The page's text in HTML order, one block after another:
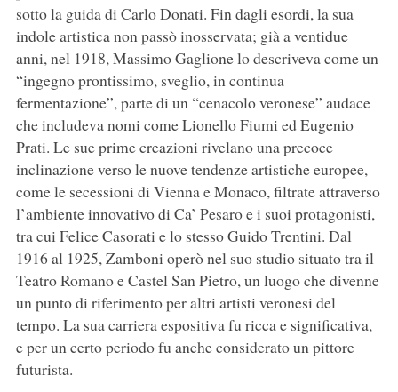
sotto la guida di Carlo Donati. Fin dagli esordi, la sua
indole artistica non passò inosservata; già a ventidue
anni, nel 1918, Massimo Gaglione lo descriveva come un
“ingegno prontissimo, sveglio, in continua
fermentazione”, parte di un “cenacolo veronese” audace
che includeva nomi come Lionello Fiumi ed Eugenio
Prati. Le sue prime creazioni rivelano una precoce
inclinazione verso le nuove tendenze artistiche europee,
come le secessioni di Vienna e Monaco, filtrate attraverso
l’ambiente innovativo di Ca’ Pesaro e i suoi protagonisti,
tra cui Felice Casorati e lo stesso Guido Trentini. Dal
1916 al 1925, Zamboni operò nel suo studio situato tra il
Teatro Romano e Castel San Pietro, un luogo che divenne
un punto di riferimento per altri artisti veronesi del
tempo. La sua carriera espositiva fu ricca e significativa,
e per un certo periodo fu anche considerato un pittore
futurista.